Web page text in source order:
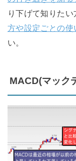
り下げて知りたい
方や設定ごとの使
い。
MACD(マック